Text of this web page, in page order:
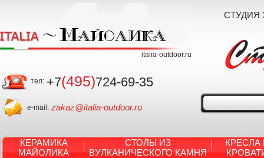
italia-outdoor.ru
тел: +7(495)724-69-35
e-mail: zakaz@italia-outdoor.ru
СТУДИЯ
КЕРАМИКА
МАЙОЛИКА
СТОЛЫ ИЗ
ВУЛКАНИЧЕСКОГО КАМНЯ
КРЕСЛА